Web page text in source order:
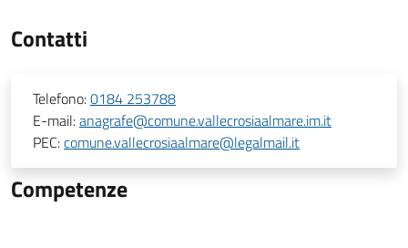
Contatti
Telefono:0184 253788
E-mail:anagrafe@comune.vallecrosiaalmare.im.it
PEC:comune.vallecrosiaalmare@legalmail.it
Competenze